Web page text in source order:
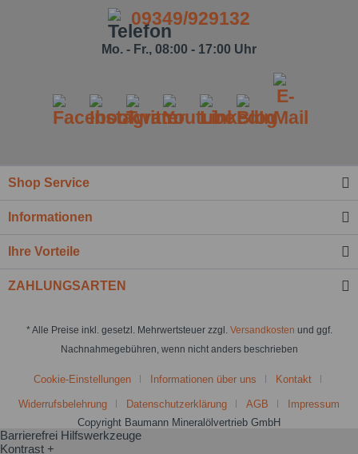
09349/929132
Mo. - Fr., 08:00 - 17:00 Uhr
Shop Service
Informationen
Ihre Vorteile
ZAHLUNGSARTEN
* Alle Preise inkl. gesetzl. Mehrwertsteuer zzgl. Versandkosten und ggf.
Nachnahmegebühren, wenn nicht anders beschrieben
Cookie-Einstellungen Informationen über uns Kontakt
Widerrufsbelehrung Datenschutzerklärung AGB
Impressum
Copyright Baumann Mineralölvertrieb GmbH
Barrierefrei Hilfswerkzeuge
Kontrast +